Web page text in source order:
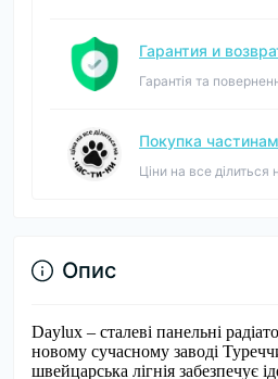
Гарантия и
Гарантія та
Покупка
Ціни на все
Опис
Daylux – сталеві панельні
новому сучасному заводі
швейцарська лігнія забезпечує